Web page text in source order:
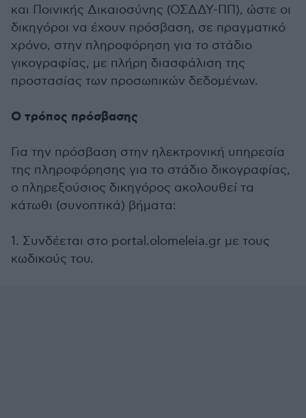
και Ποινικής Δικαιοσύνης (ΟΣΔΔΥ-ΠΠ), ώστε οι
δικηγόροι να έχουν πρόσβαση, σε πραγματικό
χρόνο, στην πληροφόρηση για το στάδιο
γικογραφίας, με πλήρη διασφάλιση της
προστασίας των προσωπικών δεδομένων.
Ο τρόπος πρόσβασης
Για την πρόσβαση στην ηλεκτρονική υπηρεσία
της πληροφόρησης για το στάδιο δικογραφίας,
ο πληρεξούσιος δικηγόρος ακολουθεί τα
κάτωθι (συνοπτικά) βήματα:
1. Συνδέεται στο portal.olomeleia.gr με τους
κωδικούς του.